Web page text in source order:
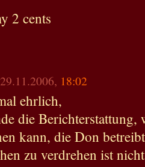
2 cents
18:02
ehrlich,
die Berichterstattung,
kann, die Don
zu verdrehen ist